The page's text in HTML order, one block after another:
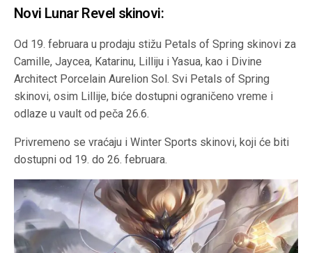
Novi Lunar Revel skinovi:
Od 19. februara u prodaju stižu Petals of Spring skinovi za
Camille, Jaycea, Katarinu, Lilliju i Yasua, kao i Divine
Architect Porcelain Aurelion Sol. Svi Petals of Spring
skinovi, osim Lillije, biće dostupni ograničeno vreme i
odlaze u vault od peča 26.6.
Privremeno se vraćaju i Winter Sports skinovi, koji će biti
dostupni od 19. do 26. februara.